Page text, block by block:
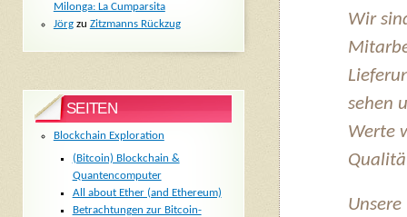
Wir
sehen
Werte
Milonga: La Cumparsita
Jörgzu Zitzmanns Rückzug
SEITEN
Blockchain Exploration
(Bitcoin) Blockchain &
Quantencomputer
All about Ether (and Ethereum)
Betrachtungen zur Bitcoin-